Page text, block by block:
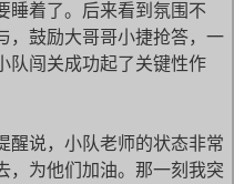
睡着了。后来看到氛围不
，鼓励大哥哥小捷抢答，一
队闯关成功起了关键性作
说，小队老师的状态非常
，为他们加油。那一刻我突